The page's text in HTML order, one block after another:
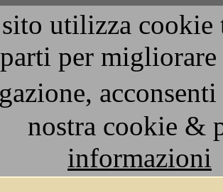
utilizza
per
nostra cookie &
informazioni